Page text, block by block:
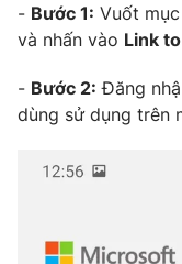
VTV Sức khoẻ
Thị trường 24h
VTV4
VTV9
- Bước 1: Vuốt
và nhấn vào Link
- Bước 2: Đăng
dùng sử dụng trên